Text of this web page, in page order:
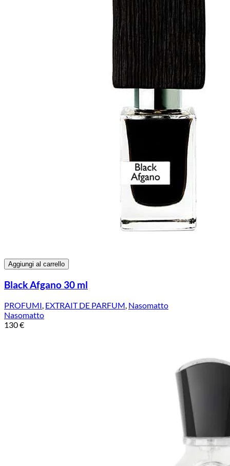
Aggiungi al carrello
Black Afgano 30 ml
PROFUMI, EXTRAIT DE PARFUM, Nasomatto
Nasomatto
130€